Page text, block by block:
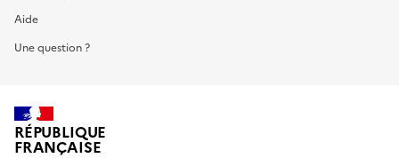
Aide
Une question ?
RÉPUBLIQUE
FRANÇAISE